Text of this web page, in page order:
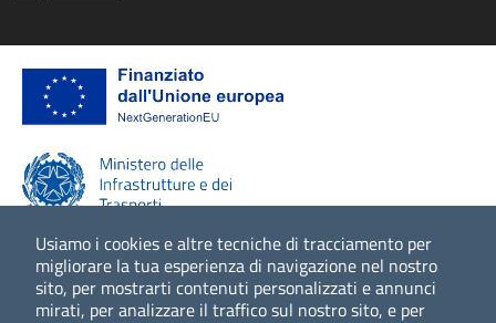
Usiamo i cookies e altre tecniche di tracciamento per
migliorare la tua esperienza di navigazione nel nostro
sito, per mostrarti contenuti personalizzati e annunci
mirati, per analizzare il traffico sul nostro sito, e per
Scopri di più